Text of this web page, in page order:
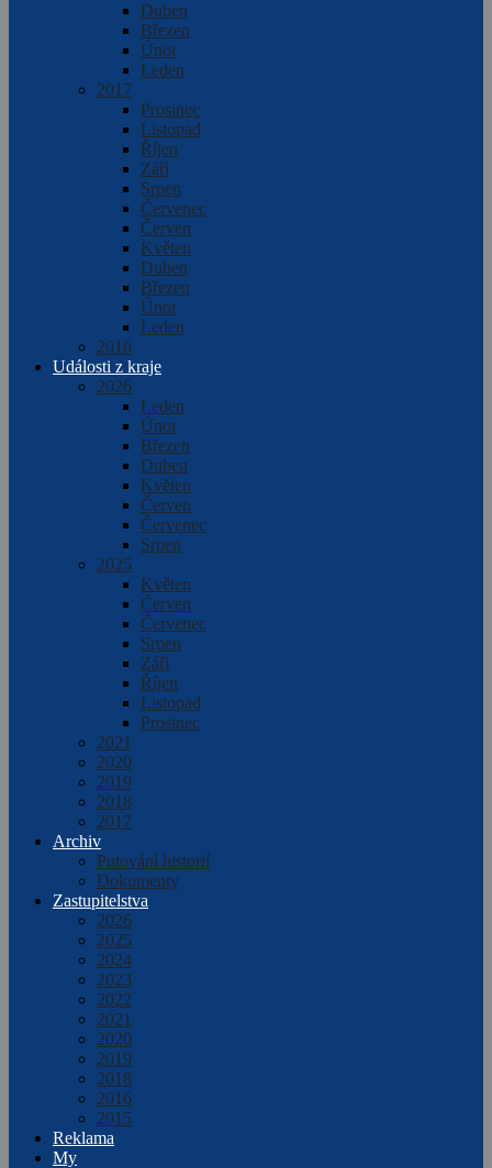
Duben
Březen
Únor
Leden
2017
Prosinec
Listopad
Říjen
Září
Srpen
Červenec
Červen
Květen
Duben
Březen
Únor
Leden
2016
Události z kraje
2026
Leden
Únor
Březen
Duben
Květen
Červen
Červenec
Srpen
2025
Květen
Červen
Červenec
Srpen
Září
Říjen
Listopad
Prosinec
2021
2020
2019
2018
2017
Archiv
Putování historií
Dokumenty
Zastupitelstva
2026
2025
2024
2023
2022
2021
2020
2019
2018
2016
2015
Reklama
My